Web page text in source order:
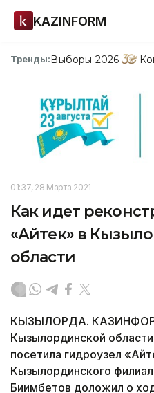
KAZINFORM
Тренды:Выборы-2026
01:37, 28 Марта 2021
Как идет
«Айтек» в
области
КЫЗЫЛОРДА.
Кызылординской
посетила гидроузел
Кызылординского
Биимбетов доложил о